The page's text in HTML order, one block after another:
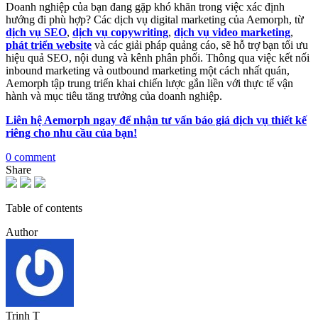
Doanh nghiệp của bạn đang gặp khó khăn trong việc xác định
hướng đi phù hợp? Các dịch vụ digital marketing của Aemorph, từ
dịch vụ SEO, dịch vụ copywriting, dịch vụ video marketing,
phát triển website và các giải pháp quảng cáo, sẽ hỗ trợ bạn tối ưu
hiệu quả SEO, nội dung và kênh phân phối. Thông qua việc kết nối
inbound marketing và outbound marketing một cách nhất quán,
Aemorph tập trung triển khai chiến lược gắn liền với thực tế vận
hành và mục tiêu tăng trưởng của doanh nghiệp.
Liên hệ Aemorph ngay để nhận tư vấn báo giá dịch vụ thiết kế
riêng cho nhu cầu của bạn!
0 comment
Share
Table of contents
Author
Trinh T